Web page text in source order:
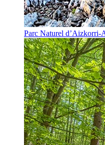
Parc Naturel d’Aizkorri-